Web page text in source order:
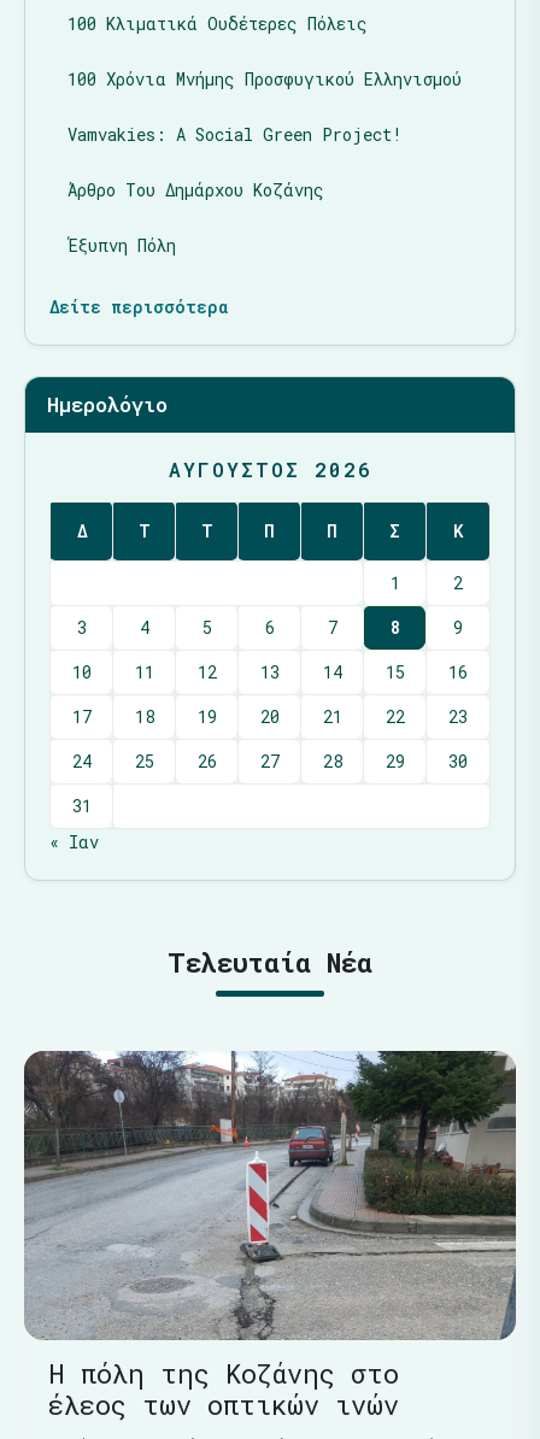
100 Κλιματικά Ουδέτερες Πόλεις
100 Χρόνια Μνήμης Προσφυγικού Ελληνισμού
Vamvakies: A Social Green Project!
Άρθρο Του Δημάρχου Κοζάνης
Έξυπνη Πόλη
Δείτε περισσότερα
Ημερολόγιο
ΑΎΓΟΥΣΤΟΣ 2026
Δ Τ Τ Π Π Σ Κ
1
2
3
4 5 6 7 8
9
10
11 12 13 14 15
16
17
18 19 20 21 22
23
24
25 26 27 28 29
30
31
« Ιαν
Τελευταία Νέα
Η πόλη της Κοζάνης στο
έλεος των οπτικών ινών